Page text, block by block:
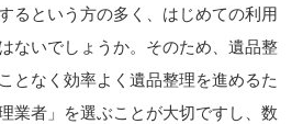
るという方の多く、はじめての利用
ないでしょうか。そのため、遺品整
となく効率よく遺品整理を進めるた
業者」を選ぶことが大切ですし、数